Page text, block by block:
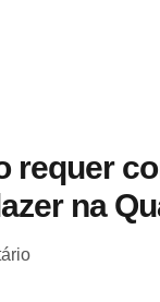
requer
na